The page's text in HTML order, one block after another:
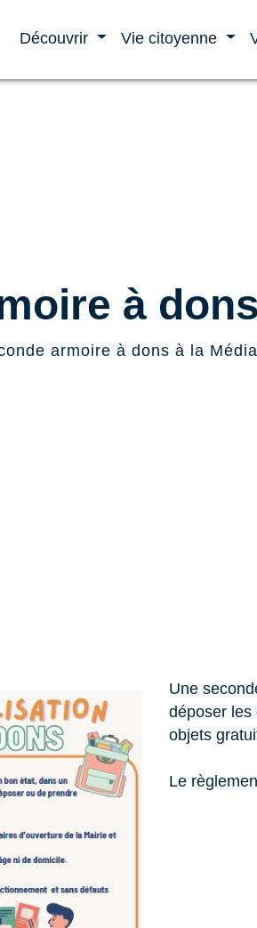
Découvrir Vie citoyenne
à
armoire à dons à la
Une
déposer les
objets
Le